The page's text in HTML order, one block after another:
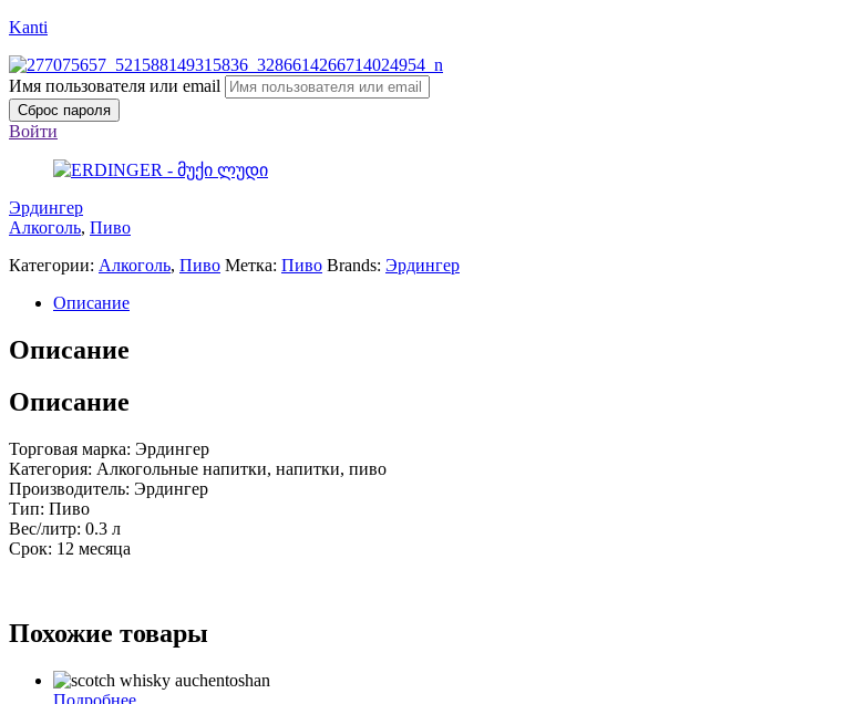
Kanti
Имя пользователя или email
Сброс пароля
Войти
Эрдингер
Алкоголь, Пиво
Категории: Алкоголь, Пиво Метка: Пиво Brands: Эрдингер
Описание
Описание
Описание
Торговая марка: Эрдингер
Категория: Алкогольные напитки, напитки, пиво
Производитель: Эрдингер
Тип: Пиво
Вес/литр: 0.3 л
Срок: 12 месяца
Похожие товары
Подробнее